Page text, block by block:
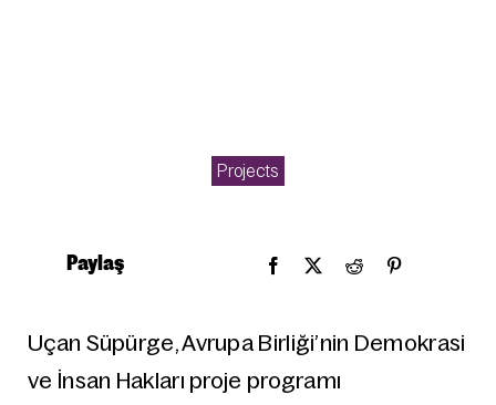
Projects
Paylaş
Uçan Süpürge, Avrupa Birliği’nin Demokrasi
ve İnsan Hakları proje programı